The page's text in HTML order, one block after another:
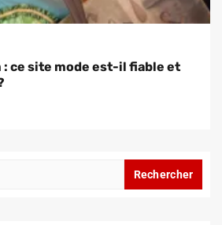
: ce site mode est-il fiable et